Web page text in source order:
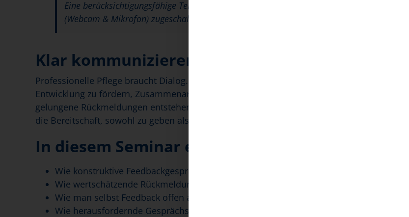
Eine berücksichtigungsfähige Teilnahme ist nur gegeben, wenn Sie mit Bild und Ton
(Webcam & Mikrofon) zugeschaltet sind.
Klar kommunizieren, wertschätzend wachsen
Professionelle Pflege braucht Dialog. Feedback ist dabei eines der stärksten Werkzeuge, um
Entwicklung zu fördern, Zusammenarbeit zu stärken und Qualität zu sichern. Doch
gelungene Rückmeldungen entstehen nicht von selbst: Sie erfordern Klarheit, Struktur und
die Bereitschaft, sowohl zu geben als auch zu empfangen.
In diesem Seminar erfahren Sie:
Wie konstruktive Feedbackgespräche vorbereitet und geführt werden
Wie wertschätzende Rückmeldungen Motivation und Entwicklung unterstützen
Wie man selbst Feedback offen annimmt und in persönliches Wachstum übersetzt
Wie herausfordernde Gesprächssituationen sicher gemeistert werden